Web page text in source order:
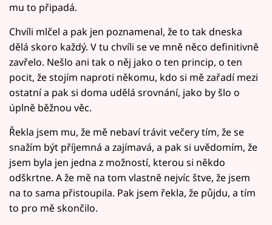
mu to připadá.
Chvíli mlčel a pak jen poznamenal, že to tak dneska
dělá skoro každý. V tu chvíli se ve mně něco definitivně
zavřelo. Nešlo ani tak o něj jako o ten princip, o ten
pocit, že stojím naproti někomu, kdo si mě zařadí mezi
ostatní a pak si doma udělá srovnání, jako by šlo o
úplně běžnou věc.
Řekla jsem mu, že mě nebaví trávit večery tím, že se
snažím být příjemná a zajímavá, a pak si uvědomím, že
jsem byla jen jedna z možností, kterou si někdo
odškrtne. A že mě na tom vlastně nejvíc štve, že jsem
na to sama přistoupila. Pak jsem řekla, že půjdu, a tím
to pro mě skončilo.